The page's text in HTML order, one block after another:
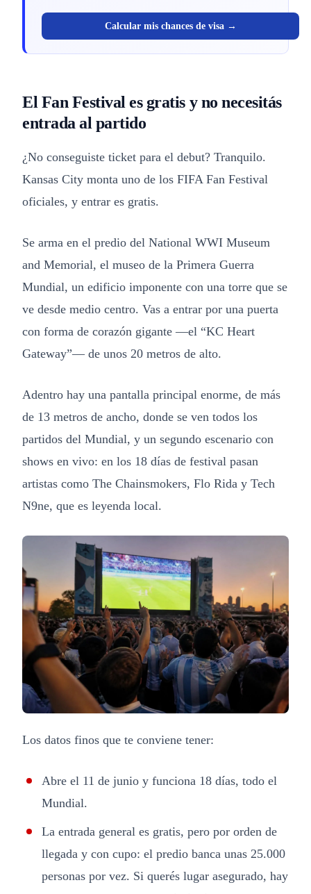
Calcular mis chances de visa →
El Fan Festival es gratis y no necesitás
entrada al partido
¿No conseguiste ticket para el debut? Tranquilo.
Kansas City monta uno de los FIFA Fan Festival
oficiales, y entrar es gratis.
Se arma en el predio del National WWI Museum
and Memorial, el museo de la Primera Guerra
Mundial, un edificio imponente con una torre que se
ve desde medio centro. Vas a entrar por una puerta
con forma de corazón gigante —el “KC Heart
Gateway”— de unos 20 metros de alto.
Adentro hay una pantalla principal enorme, de más
de 13 metros de ancho, donde se ven todos los
partidos del Mundial, y un segundo escenario con
shows en vivo: en los 18 días de festival pasan
artistas como The Chainsmokers, Flo Rida y Tech
N9ne, que es leyenda local.
Los datos finos que te conviene tener:
Abre el 11 de junio y funciona 18 días, todo el
Mundial.
La entrada general es gratis, pero por orden de
llegada y con cupo: el predio banca unas 25.000
personas por vez. Si querés lugar asegurado, hay